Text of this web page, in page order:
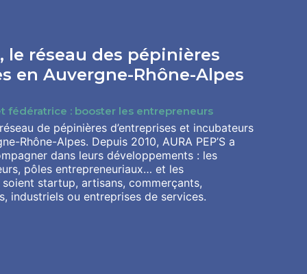
le réseau des pépinières
en Auvergne-Rhône-Alpes
fédératrice : booster les entrepreneurs
réseau de pépinières d’entreprises et incubateurs
Rhône-Alpes. Depuis 2010, AURA PEP’S a
dans leurs développements : les
pôles entrepreneuriaux… et les
soient startup, artisans, commerçants,
industriels ou entreprises de services.